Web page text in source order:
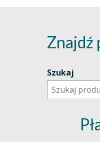
Znajdź
Szukaj